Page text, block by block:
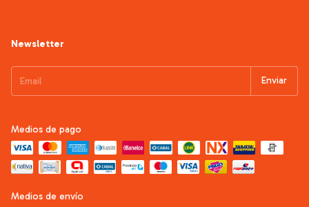
Newsletter
Medios de pago
Medios de envío